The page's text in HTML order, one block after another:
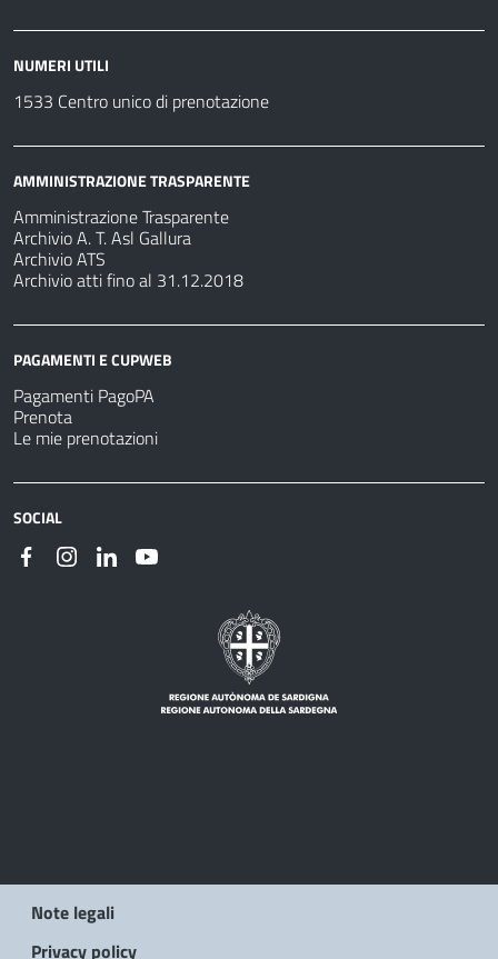
NUMERI UTILI
1533 Centro unico di prenotazione
AMMINISTRAZIONE TRASPARENTE
Amministrazione Trasparente
Archivio A. T. Asl Gallura
Archivio ATS
Archivio atti fino al 31.12.2018
PAGAMENTI E CUPWEB
Pagamenti PagoPA
Prenota
Le mie prenotazioni
SOCIAL
Note legali
Privacy policy